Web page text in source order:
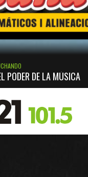
PODER DE LA MÚSICA